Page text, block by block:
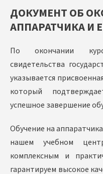
ДОКУМЕНТ ОБ
АППАРАТЧИКА И
По окончании
свидетельства
указывается
который
успешное завершение
Обучение на
нашем учебном
комплексным и
гарантируем высокое